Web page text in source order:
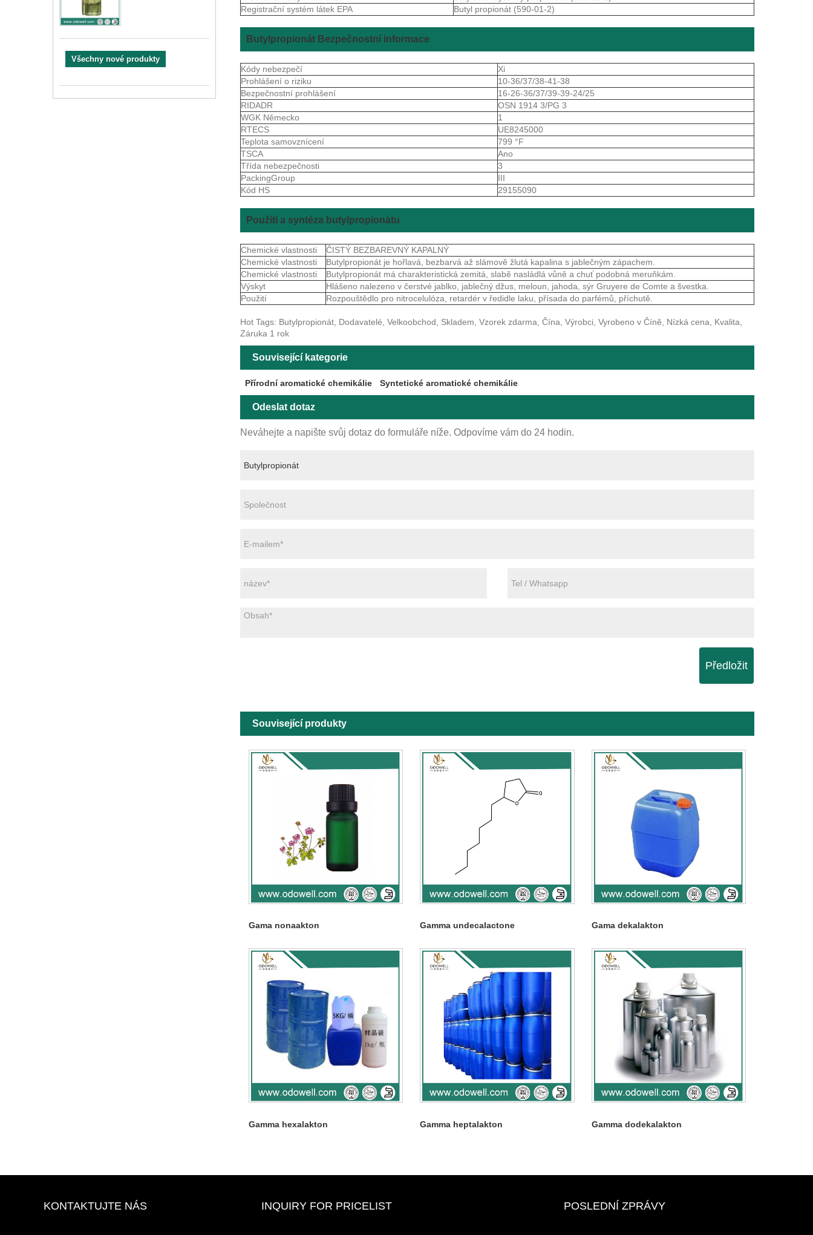
Všechny nové produkty
Registrační systém látek EPA
Butyl propionát (590-01-2)
Butylpropionát Bezpečnostní informace
Kódy nebezpečí
Xi
Prohlášení o riziku
10-36/37/38-41-38
Bezpečnostní prohlášení
16-26-36/37/39-39-24/25
RIDADR
OSN 1914 3/PG 3
WGK Německo
1
RTECS
UE8245000
Teplota samovznícení
799 °F
TSCA
Ano
Třída nebezpečnosti
3
PackingGroup
III
Kód HS
29155090
Použití a syntéza butylpropionátu
Chemické vlastnosti
ČISTÝ BEZBAREVNÝ KAPALNÝ
Chemické vlastnosti
Butylpropionát je hořlavá, bezbarvá až slámově žlutá kapalina s jablečným zápachem.
Chemické vlastnosti
Butylpropionát má charakteristická zemitá, slabě nasládlá vůně a chuť podobná meruňkám.
Výskyt
Hlášeno nalezeno v čerstvé jablko, jablečný džus, meloun, jahoda, sýr Gruyere de Comte a švestka.
Použití
Rozpouštědlo pro nitrocelulóza, retardér v ředidle laku, přísada do parfémů, příchutě.
Hot Tags: Butylpropionát, Dodavatelé, Velkoobchod, Skladem, Vzorek zdarma, Čína, Výrobci, Vyrobeno v Číně, Nízká cena, Kvalita,
Záruka 1 rok
Související kategorie
Přírodní aromatické chemikálie Syntetické aromatické chemikálie
Odeslat dotaz
Neváhejte a napište svůj dotaz do formuláře níže. Odpovíme vám do 24 hodin.
Předložit
Související produkty
Gama nonaakton Gamma undecalactone Gama dekalakton
Gamma hexalakton Gamma heptalakton Gamma dodekalakton
KONTAKTUJTE NÁS INQUIRY FOR PRICELIST POSLEDNÍ ZPRÁVY